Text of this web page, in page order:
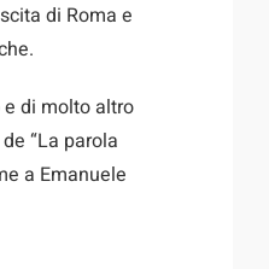
di Roma e
di molto altro
“La parola
a Emanuele